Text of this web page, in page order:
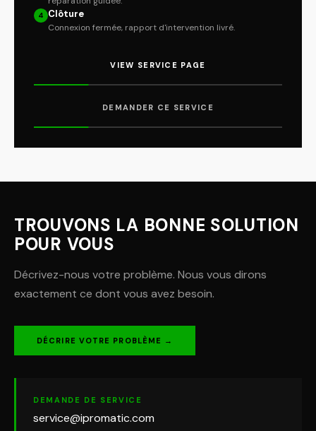
4 Clôture
Connexion fermée, rapport d'intervention livré.
VIEW SERVICE PAGE
DEMANDER CE SERVICE
TROUVONS LA BONNE SOLUTION
POUR VOUS
Décrivez-nous votre problème. Nous vous dirons
exactement ce dont vous avez besoin.
DÉCRIRE VOTRE PROBLÈME →
DEMANDE DE SERVICE
service@ipromatic.com